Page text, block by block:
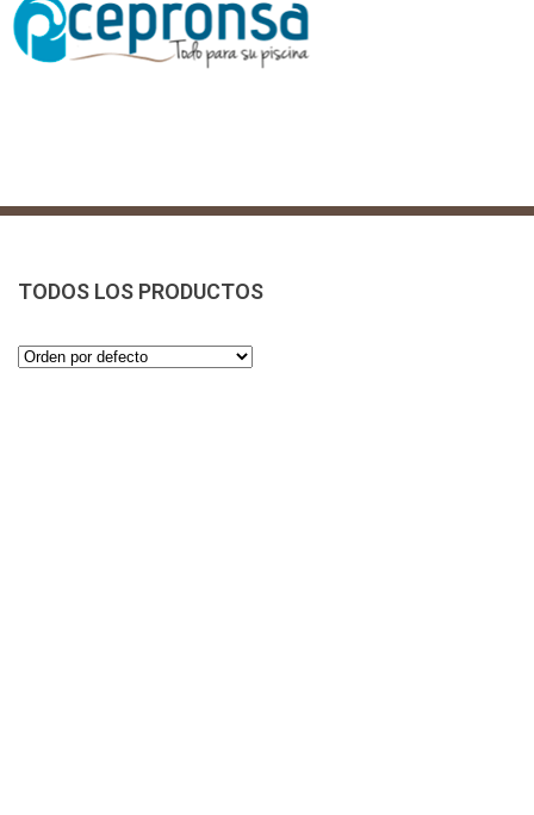
PRODUCTOS
TODOS LOS PRODUCTOS